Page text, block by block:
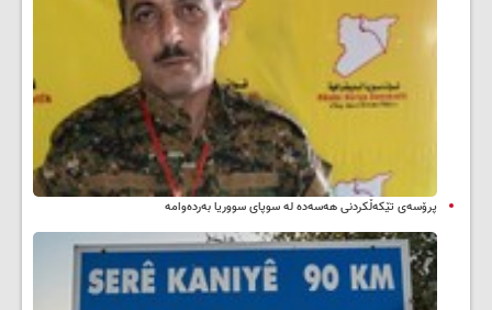
پرۆسەی تێکەڵکردنی هەسەدە لە سوپای سووریا بەردەوامە